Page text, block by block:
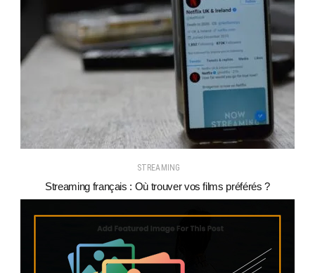
STREAMING
Streaming français : Où trouver vos films préférés ?